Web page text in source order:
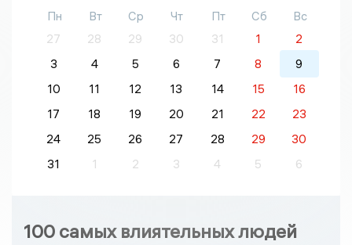
Пн Вт Ср Чт Пт Сб
Вс
27
28 29 30 31 1
2
3
4 5 6 7 8
9
10
11 12 13 14 15
16
17
18 19 20 21 22
23
24
25 26 27 28 29
30
31
1 2 3 4 5 6
100 самых влиятельных людей